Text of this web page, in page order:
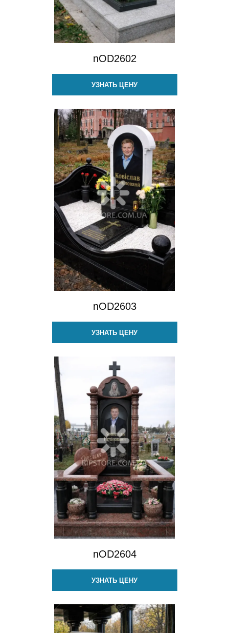
nOD2602
УЗНАТЬ ЦЕНУ
nOD2603
УЗНАТЬ ЦЕНУ
nOD2604
УЗНАТЬ ЦЕНУ